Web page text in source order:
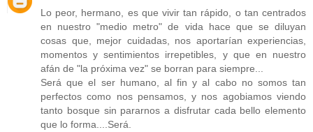
Lo peor, hermano, es que vivir tan rápido, o tan centrados
en nuestro "medio metro" de vida hace que se diluyan
cosas que, mejor cuidadas, nos aportarían experiencias,
momentos y sentimientos irrepetibles, y que en nuestro
afán de "la próxima vez" se borran para siempre...
Será que el ser humano, al fin y al cabo no somos tan
perfectos como nos pensamos, y nos agobiamos viendo
tanto bosque sin pararnos a disfrutar cada bello elemento
que lo forma....Será.